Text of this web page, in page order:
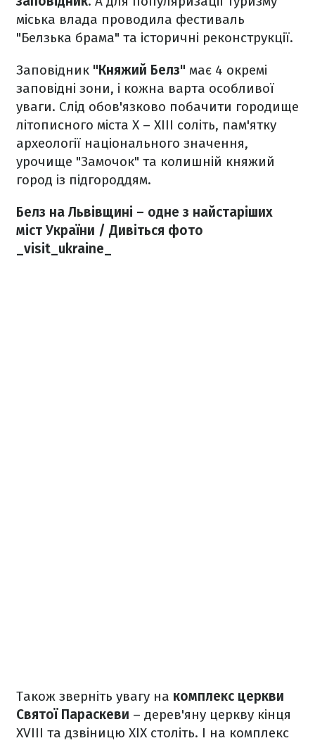
міська влада проводила фестиваль
"Белзька брама" та історичні реконструкції.
Заповідник "Княжий Белз" має 4 окремі
заповідні зони, і кожна варта особливої
уваги. Слід обов'язково побачити городище
літописного міста X – XIII соліть, пам'ятку
археології національного значення,
урочище "Замочок" та колишній княжий
город із підгороддям.​
Белз на Львівщині – одне з найстаріших
міст України / Дивіться фото
_visit_ukraine_
Також зверніть увагу на комплекс церкви
Святої Параскеви – дерев'яну церкву кінця
XVIII та дзвіницю XIX століть. І на комплекс